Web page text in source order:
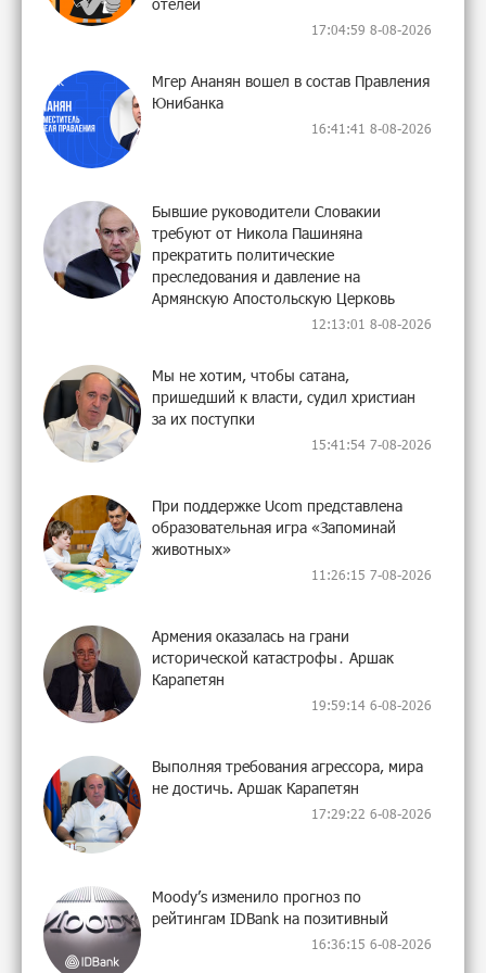
отелей
17:04:59 8-08-2026
Мгер Ананян вошел в состав Правления
Юнибанка
16:41:41 8-08-2026
Бывшие руководители Словакии
требуют от Никола Пашиняна
прекратить политические
преследования и давление на
Армянскую Апостольскую Церковь
12:13:01 8-08-2026
Мы не хотим, чтобы сатана,
пришедший к власти, судил христиан
за их поступки
15:41:54 7-08-2026
При поддержке Ucom представлена
образовательная игра «Запоминай
животных»
11:26:15 7-08-2026
Армения оказалась на грани
исторической катастрофы․ Аршак
Карапетян
19:59:14 6-08-2026
Выполняя требования агрессора, мира
не достичь. Аршак Карапетян
17:29:22 6-08-2026
Moody’s изменило прогноз по
рейтингам IDBank на позитивный
16:36:15 6-08-2026